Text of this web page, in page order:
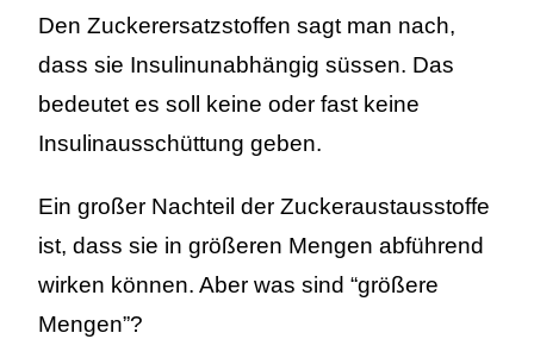
Den Zuckerersatzstoffen sagt man nach,
dass sie Insulinunabhängig süssen. Das
bedeutet es soll keine oder fast keine
Insulinausschüttung geben.
Ein großer Nachteil der Zuckeraustausstoffe
ist, dass sie in größeren Mengen abführend
wirken können. Aber was sind “größere
Mengen”?